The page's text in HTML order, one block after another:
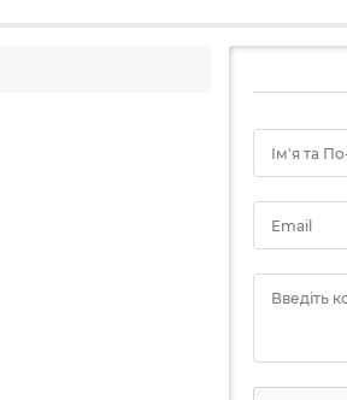
Ім'я та
Email
Введіть